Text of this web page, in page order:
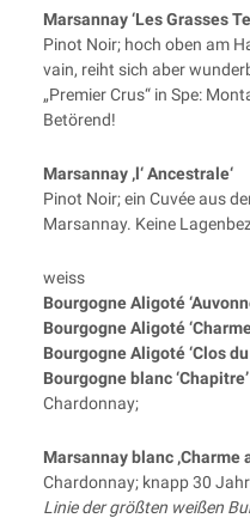
Mar­san­nay ‘Les Gras­ses
Pinot Noir; hoch oben am
vain, reiht sich aber
„Pre­mier Crus“ in Spe:
Betörend!
Mar­san­nay ‚l‘ Ancestrale‘
Pinot Noir; ein Cuvée aus
Mar­san­nay. Kei­ne
weiss
Bour­go­gne Ali­go­té
Bour­go­gne Ali­go­té
Bour­go­gne Ali­go­té ‘Clos du
Bour­go­gne blanc ‘Cha­pit­re’
Chardonnay;
Mar­san­nay blanc ‚Charme
Char­don­nay; knapp 30
Linie der größ­ten wei­ßen